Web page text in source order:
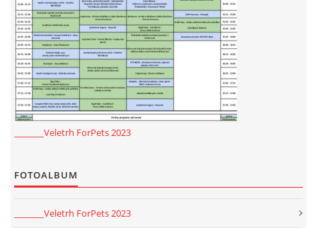
_______Veletrh ForPets 2023
FOTOALBUM
_______Veletrh ForPets 2023